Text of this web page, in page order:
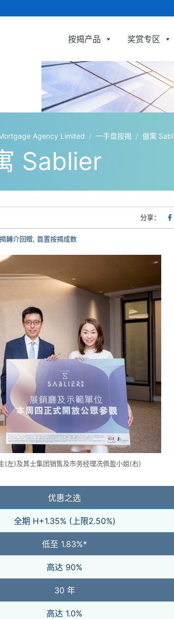
按揭产品 奖赏专区
Agency Limited 利嘉閣按揭代理有限公司
/ 一手盘按揭 / 傲寓
Sablier
分享：
轉介回贈, 首置按揭成数
(左)及其士集团销售及市务经理冼佩盈小姐(右)
优惠之选
全期 H+1.35% (上限2.50%)
低至 1.83%*
高达 90%
30 年
高达 1.0%